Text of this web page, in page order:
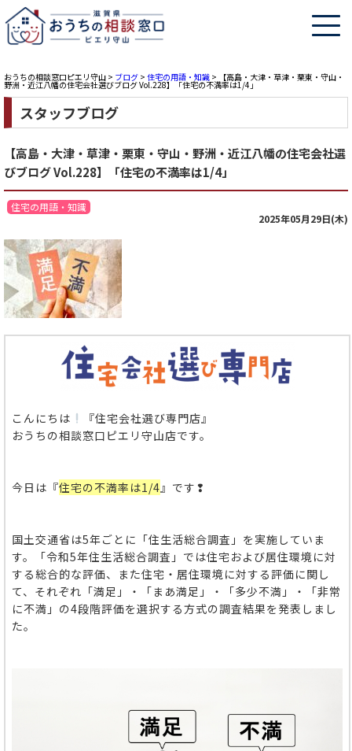
おうちの相談窓口ピエリ守山 > ブログ > 住宅の用語・知識 > 【高島・大津・草津・栗東・守山・
野洲・近江八幡の住宅会社選びブログ Vol.228】「住宅の不満率は1/4」
スタッフブログ
【高島・大津・草津・栗東・守山・野洲・近江八幡の住宅会社選
びブログ Vol.228】「住宅の不満率は1/4」
住宅の用語・知識
2025年05月29日(木)
こんにちは
『住宅会社選び専門店』
おうちの相談窓口ピエリ守山店です。
今日は『住宅の不満率は1/4』です❢
国土交通省は5年ごと に「住生活総合調査」を実施していま
す。「令和5年住生活総合調査」では住宅および居住環境に対
する総合的な評価、また住宅・居住環境に対する評価に関し
て、それぞれ「満足」・「まあ満足」・「多少不満」・「非常
に不満」の4段階評価を選択する方式の調査結果を発表しまし
た。